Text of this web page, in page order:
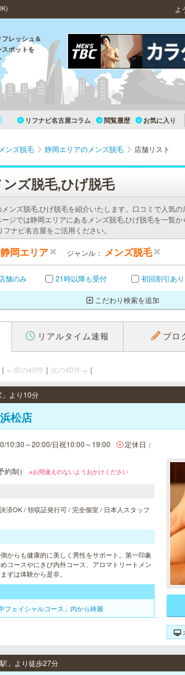
よ
レッシュ＆
スポットを
リフナビ名古屋コラム 閲覧履歴 お気に入り
ンズ脱毛 静岡エリアのメンズ脱毛 店舗リスト
ズ脱毛,ひげ脱毛
ンズ脱毛,ひげ脱毛を紹介いたします。口コミで人気
ジでは静岡エリアにあるメンズ脱毛,ひげ脱毛を一覧
ナビ名古屋をご活用ください。
静岡エリア ジャンル： メンズ脱毛
舗のみ 21時以降も受付 初回割引あり
こだわり検索を追加
リアルタイム速報 ブロ
｜ ←前の40件 ｜ 次の40件→ ｜
より10分
松店
10:30～20:00/日祝10:00～19:00
定休日：
約制） ※お間違えのないようおかけください
済OK / 領収証発行可 / 完全個室 / 日本人スタッフ
からも健康的に美しく男性をサポート。第一印象
コースやにきび内外コース、アロマトリートメン
ずは体験から是非。
フェイシャルコース」内から綺麗
」より徒歩27分